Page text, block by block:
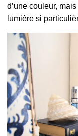
d’une couleur,
lumière si